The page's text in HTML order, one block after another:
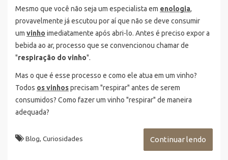
Mesmo que você não seja um especialista em enologia,
provavelmente já escutou por aí que não se deve consumir
um vinho imediatamente após abri-lo. Antes é preciso expor a
bebida ao ar, processo que se convencionou chamar de
"respiração do vinho".
Mas o que é esse processo e como ele atua em um vinho?
Todos os vinhosprecisam "respirar" antes de serem
consumidos? Como fazer um vinho "respirar" de maneira
adequada?
Continuar lendo
Blog, Curiosidades